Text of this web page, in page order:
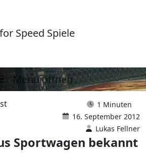
Speed Spiele
Menü öffnen
1 Minuten
16. September 2012
Lukas Fellner
Sportwagen bekannt